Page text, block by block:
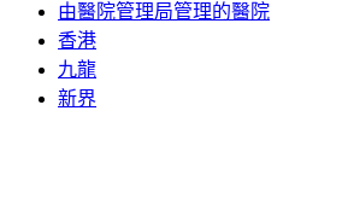
由醫院管理局管理的醫院
香港
九龍
新界